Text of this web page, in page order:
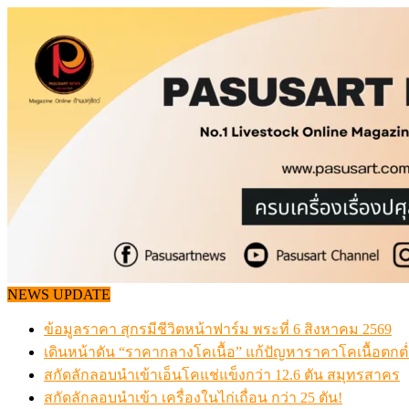
content
NEWS UPDATE
ข้อมูลราคา สุกรมีชีวิตหน้าฟาร์ม พระที่ 6 สิงหาคม 2569
เดินหน้าดัน “ราคากลางโคเนื้อ” แก้ปัญหาราคาโคเนื้อตก
สกัดลักลอบนำเข้าเอ็นโคแช่แข็งกว่า 12.6 ตัน สมุทรสาคร
สกัดลักลอบนำเข้า เครื่องในไก่เถื่อน กว่า 25 ตัน!